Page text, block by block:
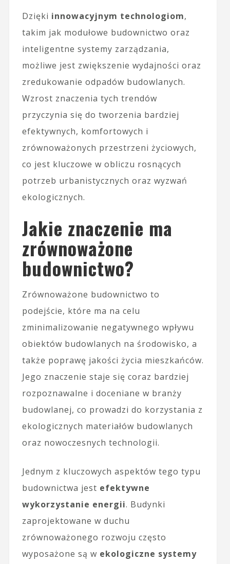
Dzięki innowacyjnym technologiom,
takim jak modułowe budownictwo oraz
inteligentne systemy zarządzania,
możliwe jest zwiększenie wydajności oraz
zredukowanie odpadów budowlanych.
Wzrost znaczenia tych trendów
przyczynia się do tworzenia bardziej
efektywnych, komfortowych i
zrównoważonych przestrzeni życiowych,
co jest kluczowe w obliczu rosnących
potrzeb urbanistycznych oraz wyzwań
ekologicznych.
Jakie znaczenie ma
zrównoważone
budownictwo?
Zrównoważone budownictwo to
podejście, które ma na celu
zminimalizowanie negatywnego wpływu
obiektów budowlanych na środowisko, a
także poprawę jakości życia mieszkańców.
Jego znaczenie staje się coraz bardziej
rozpoznawalne i doceniane w branży
budowlanej, co prowadzi do korzystania z
ekologicznych materiałów budowlanych
oraz nowoczesnych technologii.
Jednym z kluczowych aspektów tego typu
budownictwa jest efektywne
wykorzystanie energii. Budynki
zaprojektowane w duchu
zrównoważonego rozwoju często
wyposażone są w ekologiczne systemy